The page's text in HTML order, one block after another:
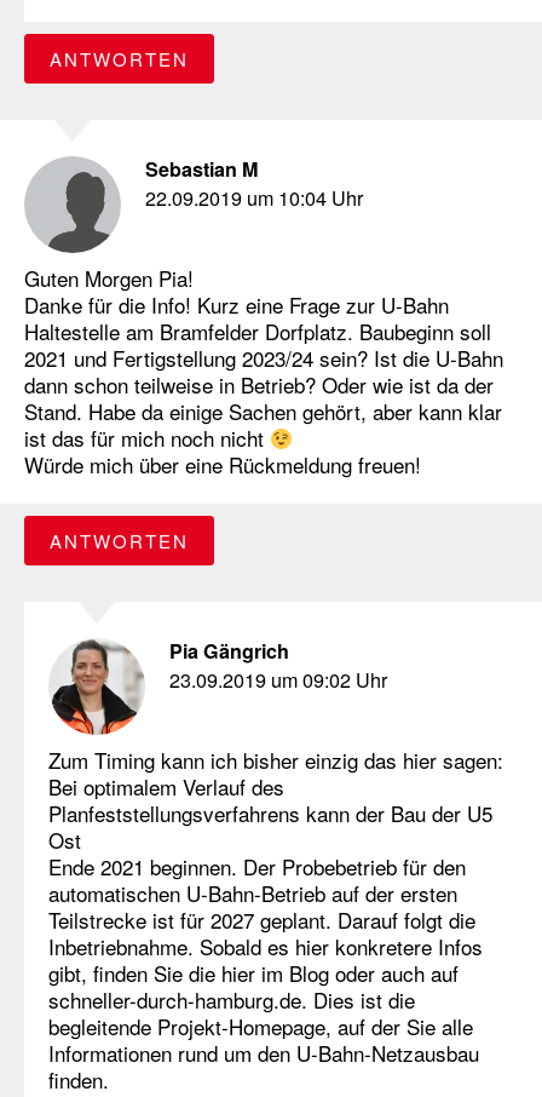
ANTWORTEN
Sebastian M
22.09.2019 um 10:04 Uhr
Guten Morgen Pia!
Danke für die Info! Kurz eine Frage zur U-Bahn
Haltestelle am Bramfelder Dorfplatz. Baubeginn soll
2021 und Fertigstellung 2023/24 sein? Ist die U-Bahn
dann schon teilweise in Betrieb? Oder wie ist da der
Stand. Habe da einige Sachen gehört, aber kann klar
ist das für mich noch nicht
Würde mich über eine Rückmeldung freuen!
ANTWORTEN
Pia Gängrich
23.09.2019 um 09:02 Uhr
Zum Timing kann ich bisher einzig das hier sagen:
Bei optimalem Verlauf des
Planfeststellungsverfahrens kann der Bau der U5
Ost
Ende 2021 beginnen. Der Probebetrieb für den
automatischen U-Bahn-Betrieb auf der ersten
Teilstrecke ist für 2027 geplant. Darauf folgt die
Inbetriebnahme. Sobald es hier konkretere Infos
gibt, finden Sie die hier im Blog oder auch auf
schneller-durch-hamburg.de. Dies ist die
begleitende Projekt-Homepage, auf der Sie alle
Informationen rund um den U-Bahn-Netzausbau
finden.